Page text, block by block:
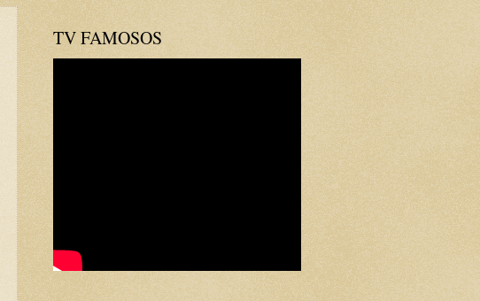
TV FAMOSOS